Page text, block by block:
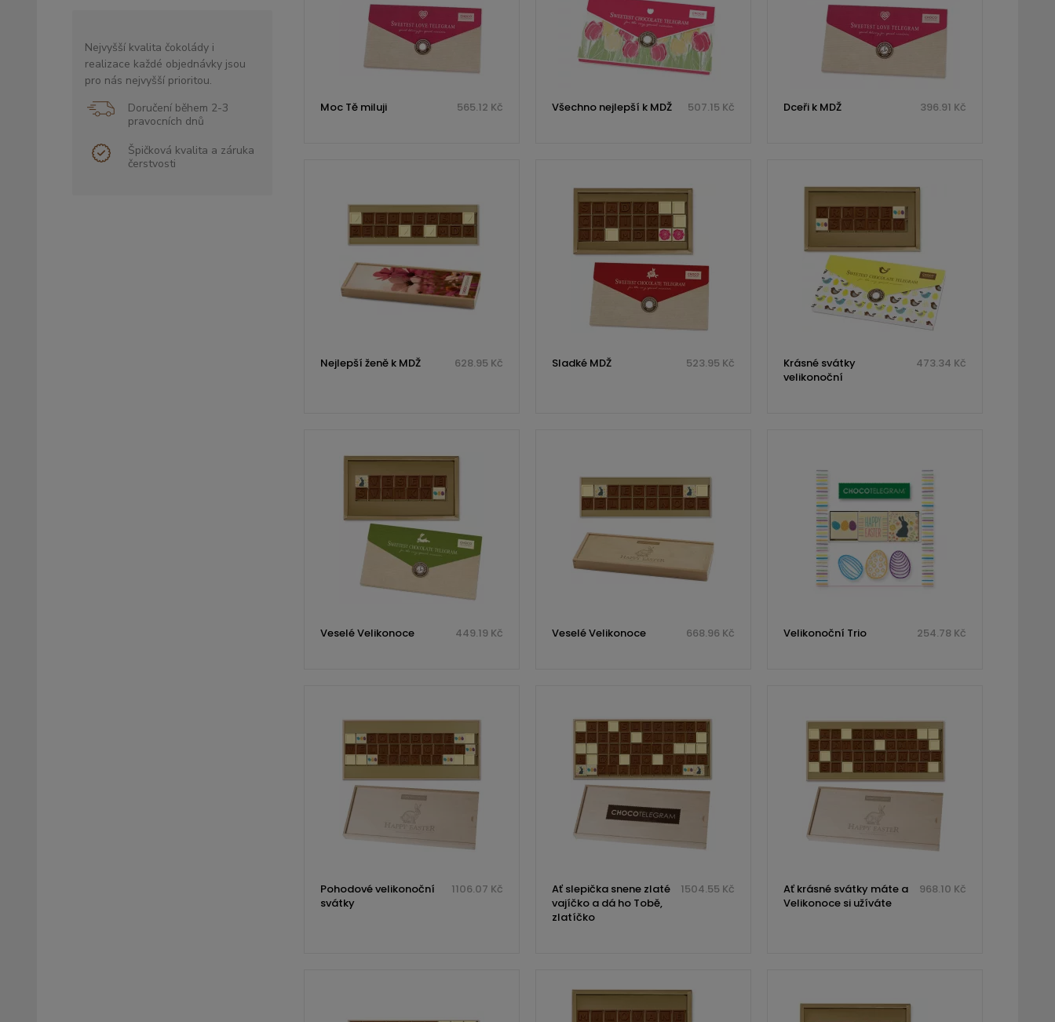
Nejvyšší kvalita čokolády i
realizace každé objednávky jsou
pro nás nejvyšší prioritou.
Doručení během 2-3
pravocních dnů
Špičková kvalita a záruka
čerstvosti
Moc Tě miluji 565.12 Kč Všechno nejlepší k MDŽ 507.15 Kč Dceři k MDŽ 396.91 Kč
Nejlepší ženě k MDŽ 628.95 Kč Sladké MDŽ 523.95 Kč
Krásné svátky
velikonoční
473.34 Kč
Veselé Velikonoce 449.19 Kč Veselé Velikonoce 668.96 Kč Velikonoční Trio 254.78 Kč
Pohodové velikonoční
svátky
1106.07 Kč
Ať slepička snene zlaté
vajíčko a dá ho Tobě,
zlatíčko
1504.55 Kč
Ať krásné svátky máte a
Velikonoce si užíváte
968.10 Kč